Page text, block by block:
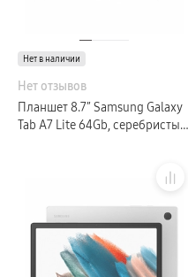
Нет в наличии
Нет отзывов
Планшет 8.7″ Samsung Galaxy
Tab A7 Lite 64Gb, серебристый